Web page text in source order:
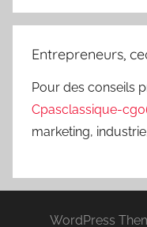
Entrepreneurs,
Pour des conseils
Cpasclassique-
marketing,
WordPress